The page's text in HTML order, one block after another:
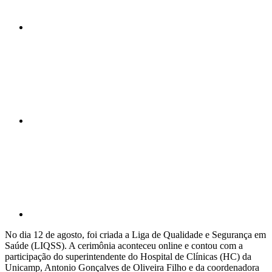
No dia 12 de agosto, foi criada a Liga de Qualidade e Segurança em
Saúde (LIQSS). A cerimônia aconteceu online e contou com a
participação do superintendente do Hospital de Clínicas (HC) da
Unicamp, Antonio Gonçalves de Oliveira Filho e da coordenadora